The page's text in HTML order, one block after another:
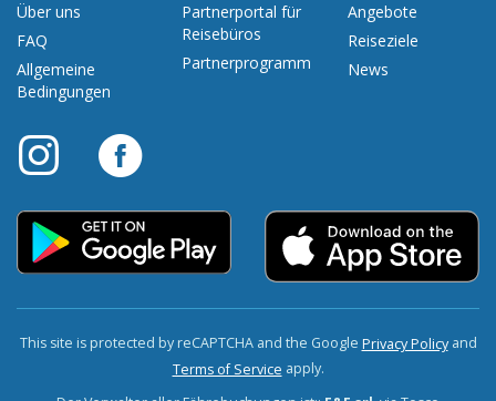
Über uns
FAQ
Allgemeine
Bedingungen
Partnerportal für
Reisebüros
Partnerprogramm
Angebote
Reiseziele
News
This site is protected by reCAPTCHA and the Google Privacy Policyand
Terms of Service apply.